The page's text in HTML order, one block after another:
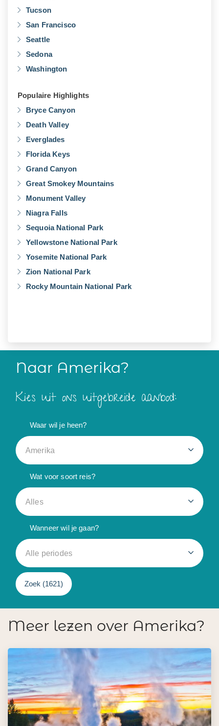
Tucson
San Francisco
Seattle
Sedona
Washington
Populaire Highlights
Bryce Canyon
Death Valley
Everglades
Florida Keys
Grand Canyon
Great Smokey Mountains
Monument Valley
Niagra Falls
Sequoia National Park
Yellowstone National Park
Yosemite National Park
Zion National Park
Rocky Mountain National Park
Naar Amerika?
Kies uit ons uitgebreide aanbod:
Waar wil je heen?
Amerika
Wat voor soort reis?
Alles
Wanneer wil je gaan?
Alle periodes
Zoek (1621)
Meer lezen over Amerika?